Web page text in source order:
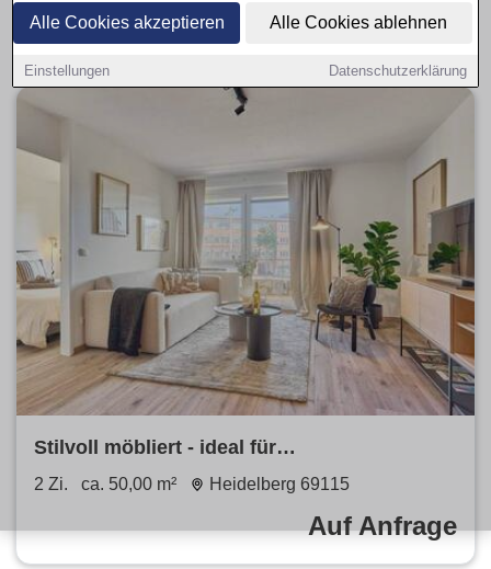
Alle Cookies akzeptieren Alle Cookies ablehnen
Einstellungen Datenschutzerklärung
exklusivere Ansprüche, in ruhiger oder zentraler Lage und
einer passenden Preisspanne.
Stilvoll möbliert - ideal für
Geschäftsreisende & Langzeitaufenthalte
2 Zi. ca. 50,00 m² Heidelberg 69115
Auf Anfrage